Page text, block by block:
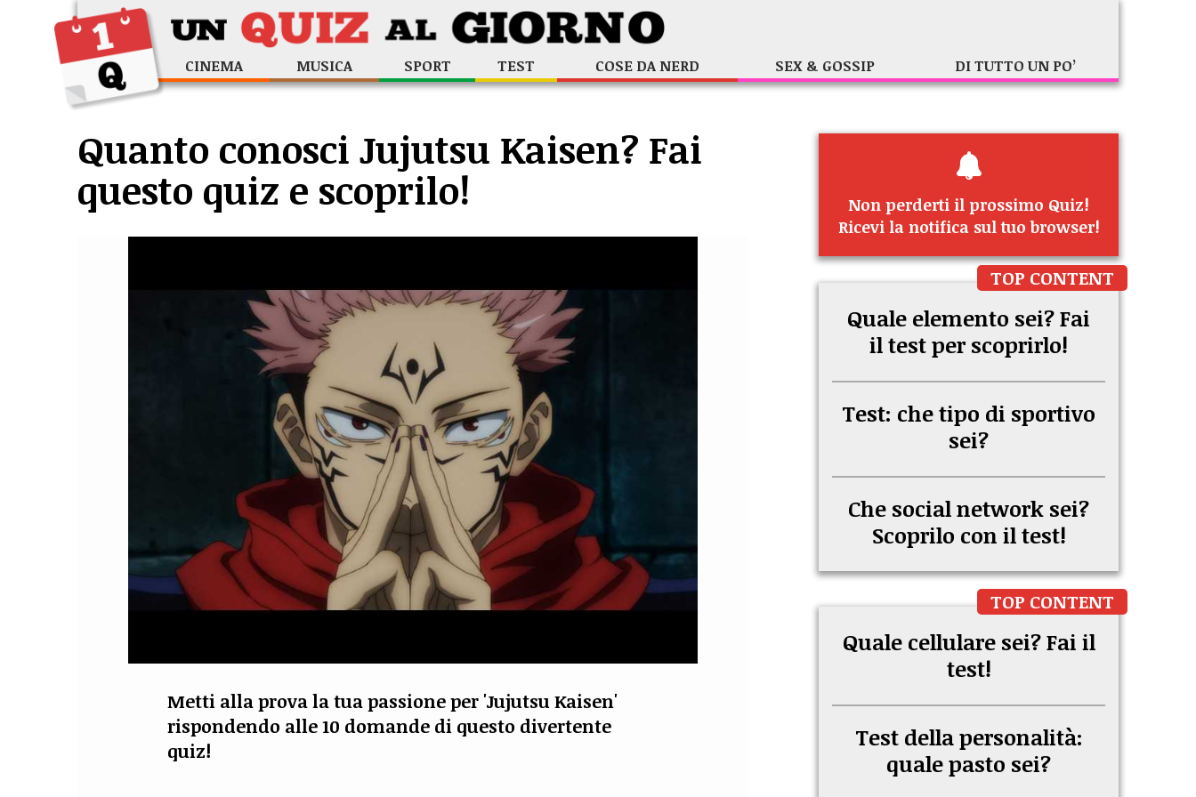
CINEMA MUSICA SPORT TEST COSE DA NERD SEX & GOSSIP DI TUTTO UN PO’
Quanto conosci Jujutsu Kaisen? Fai
questo quiz e scoprilo!
Metti alla prova la tua passione per 'Jujutsu Kaisen'
rispondendo alle 10 domande di questo divertente
quiz!
Non perderti il prossimo Quiz!
Ricevi la notifica sul tuo browser!
TOP CONTENT
Quale elemento sei? Fai
il test per scoprirlo!
Test: che tipo di sportivo
sei?
Che social network sei?
Scoprilo con il test!
TOP CONTENT
Quale cellulare sei? Fai il
test!
Test della personalità:
quale pasto sei?